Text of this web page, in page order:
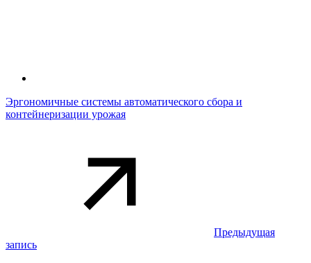
Эргономичные системы автоматического сбора и
контейнеризации урожая
Предыдущая
запись